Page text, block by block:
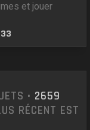
et jouer
• 2659
RÉCENT EST